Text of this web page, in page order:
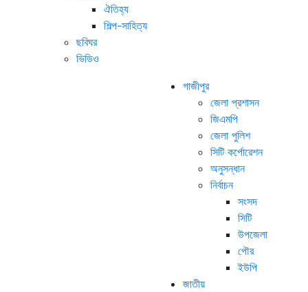
ঐতিহ্য
শিল্প-সাহিত্য
ছবিঘর
ভিডিও
গাজীপুর
জেলা প্রশাসন
জিএমপি
জেলা পুলিশ
সিটি কর্পোরেশন
অনুসন্ধান
নির্বাচন
সংসদ
সিটি
উপজেলা
পৌর
ইউপি
জাতীয়